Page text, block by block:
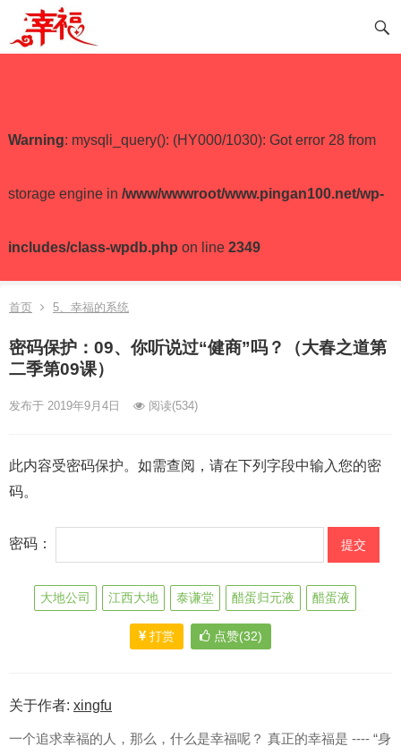
Warning: mysqli_query(): (HY000/1030): Got error 28 from
storage engine in /www/wwwroot/www.pingan100.net/wp-
includes/class-wpdb.php on line 2349
首页 5、幸福的系统
密码保护：09、你听说过“健商”吗？（大春之道第
二季第09课）
发布于 2019年9月4日 阅读(534)
此内容受密码保护。如需查阅，请在下列字段中输入您的密
码。
密码：
大地公司 江西大地 泰谦堂 醋蛋归元液 醋蛋液
打赏 点赞(32)
关于作者: xingfu
一个追求幸福的人，那么，什么是幸福呢？ 真正的幸福是 ---- “身